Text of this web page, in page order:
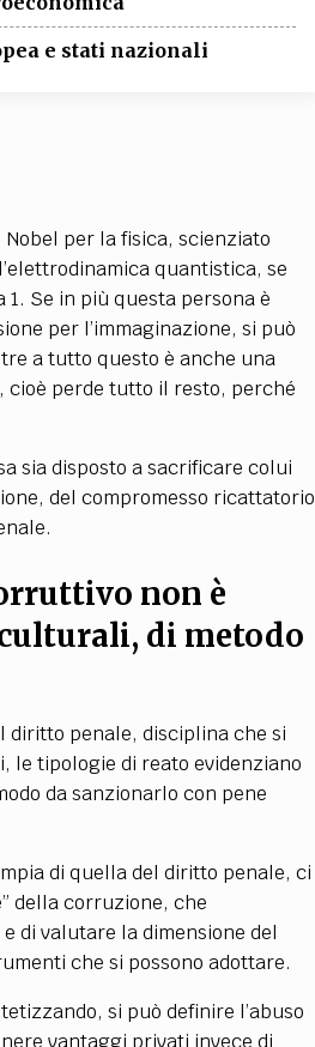
e stati nazionali
Nobel per la fisica, scienziato
quantistica, se
Se in più questa persona è
per l’immaginazione, si può
a tutto questo è anche una
cioè perde tutto il resto, perché
sia disposto a sacrificare colui
del compromesso ricattatorio
non è
di metodo
diritto penale, disciplina che si
le tipologie di reato evidenziano
da sanzionarlo con pene
di quella del diritto penale, ci
della corruzione, che
di valutare la dimensione del
che si possono adottare.
si può definire l’abuso
vantaggi privati invece di